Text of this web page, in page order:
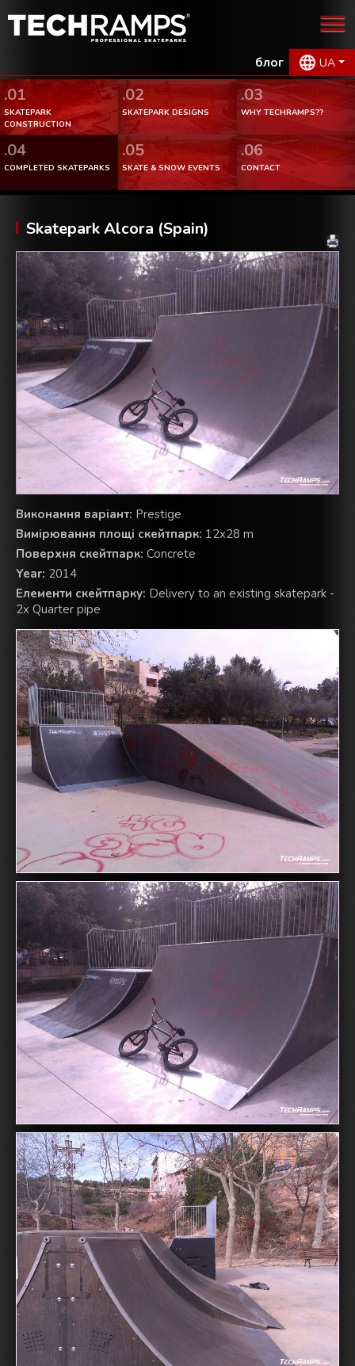
блог UA
.01
SKATEPARK
CONSTRUCTION
.02
SKATEPARK DESIGNS
.03
WHY TECHRAMPS??
.04
COMPLETED SKATEPARKS
.05
SKATE & SNOW EVENTS
.06
CONTACT
Skatepark Alcora (Spain)
Виконання варіант: Prestige
Вимірювання площі скейтпарк: 12x28 m
Поверхня скейтпарк: Concrete
Year: 2014
Елементи скейтпарку: Delivery to an existing skatepark -
2x Quarter pipe